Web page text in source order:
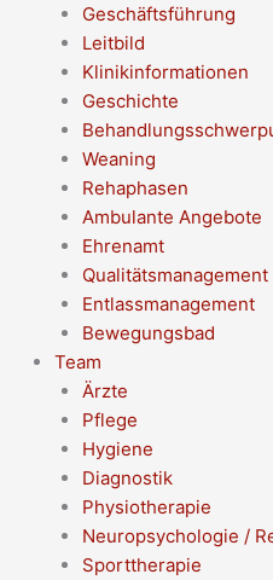
Geschäftsführung
Leitbild
Klinikinformationen
Geschichte
Weaning
Rehaphasen
Ambulante Angebote
Ehrenamt
Qualitätsmanagement
Entlassmanagement
Bewegungsbad
Team
Ärzte
Pflege
Hygiene
Diagnostik
Physiotherapie
Neuropsychologie /
Sporttherapie